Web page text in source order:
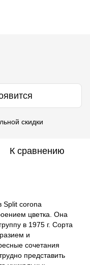
скидки
К сравнению
Split сorona
цветка. Она
в 1975 г. Сорта
и
сочетания
представить